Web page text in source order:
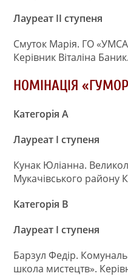
Лауреат ІІ ступеня
Смуток Марія. ГО
Керівник Віталіна Баник.
НОМІНАЦІЯ
Категорія А
Лауреат І ступеня
Кунак Юліанна.
Мукачівського району
Категорія В
Лауреат І ступеня
Барзул Федір.
школа мистецтв».